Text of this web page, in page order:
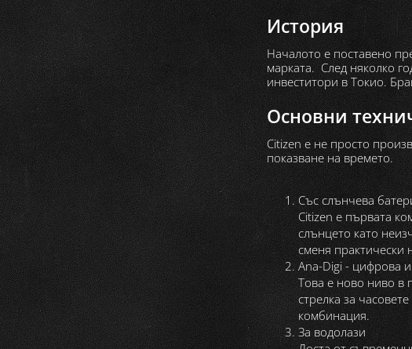
История
Началото е поставено
марката. След няколко
инвеститори в Токио.
Основни
Citizen е не просто
показване на времето.
Със слънчева
Citizen е първата
слънцето като
сменя практически
Ana-Digi - цифрова
Това е ново ниво в
стрелка за
комбинация.
За водолази